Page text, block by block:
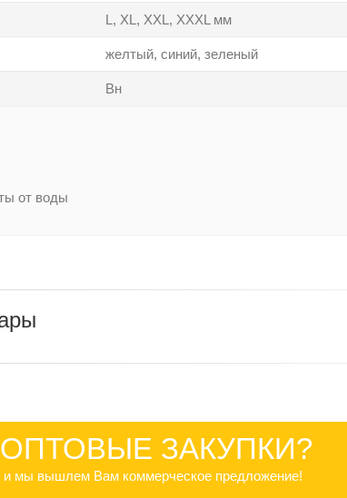
L, XL, XXL, XXXL мм
желтый, синий, зеленый
Вн
от воды
ЗАКУПКИ?
и мы вышлем Вам коммерческое предложение!